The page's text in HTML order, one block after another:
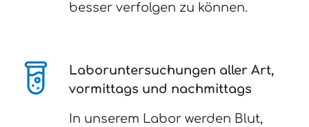
besser verfolgen zu können.
Laboruntersuchungen aller Art,
vormittags und nachmittags
In unserem Labor werden Blut,